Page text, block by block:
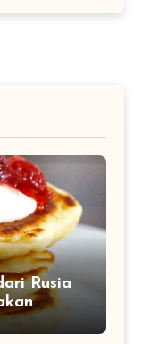
Rusia